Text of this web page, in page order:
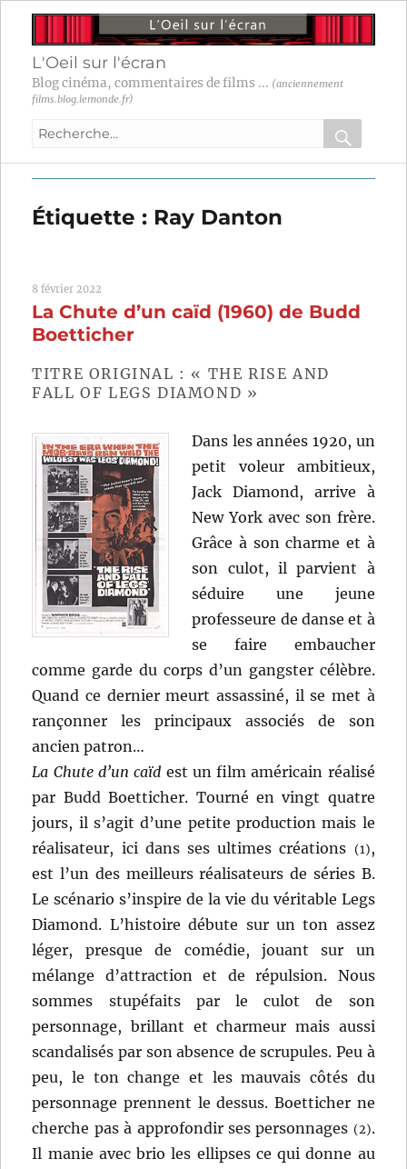
L'Oeil sur l'écran
Blog cinéma, commentaires de films ... (anciennement
films.blog.lemonde.fr)
Recherche
:
OK
Étiquette : Ray Danton
8 février 2022
La Chute d’un caïd (1960) de Budd
Boetticher
TITRE ORIGINAL : « THE RISE AND
FALL OF LEGS DIAMOND »
Dans les années 1920, un
petit voleur ambitieux,
Jack Diamond, arrive à
New York avec son frère.
Grâce à son charme et à
son culot, il parvient à
séduire une jeune
professeure de danse et à
se faire embaucher
comme garde du corps d’un gangster célèbre.
Quand ce dernier meurt assassiné, il se met à
rançonner les principaux associés de son
ancien patron…
La Chute d’un caïd est un film américain réalisé
par Budd Boetticher. Tourné en vingt quatre
jours, il s’agit d’une petite production mais le
réalisateur, ici dans ses ultimes créations (1),
est l’un des meilleurs réalisateurs de séries B.
Le scénario s’inspire de la vie du véritable Legs
Diamond. L’histoire débute sur un ton assez
léger, presque de comédie, jouant sur un
mélange d’attraction et de répulsion. Nous
sommes stupéfaits par le culot de son
personnage, brillant et charmeur mais aussi
scandalisés par son absence de scrupules. Peu à
peu, le ton change et les mauvais côtés du
personnage prennent le dessus. Boetticher ne
cherche pas à approfondir ses personnages (2).
Il manie avec brio les ellipses ce qui donne au